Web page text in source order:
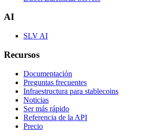
AI
SLV AI
Recursos
Documentación
Preguntas frecuentes
Infraestructura para stablecoins
Noticias
Ser más rápido
Referencia de la API
Precio